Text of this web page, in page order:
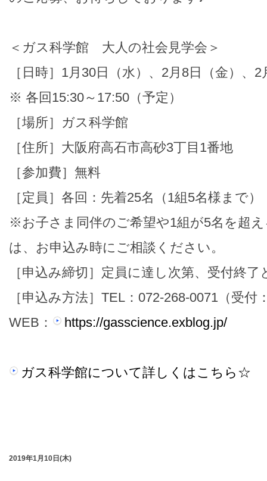
＜ガス科学館 大人の社会見学会＞
［日時］1月30日（水）、2月8日（金）、
※ 各回15:30～17:50（予定）
［場所］ガス科学館
［住所］大阪府高石市高砂3丁目1番地
［参加費］無料
［定員］各回：先着25名（1組5名様まで）
※お子さま同伴のご希望や1組が5名を超
は、お申込み時にご相談ください。
［申込み締切］定員に達し次第、受付終
［申込み方法］TEL：072-268-0071（受付
WEB：
https://gasscience.exblog.jp/
ガス科学館について詳しくはこちら☆
2019年1月10日(木)